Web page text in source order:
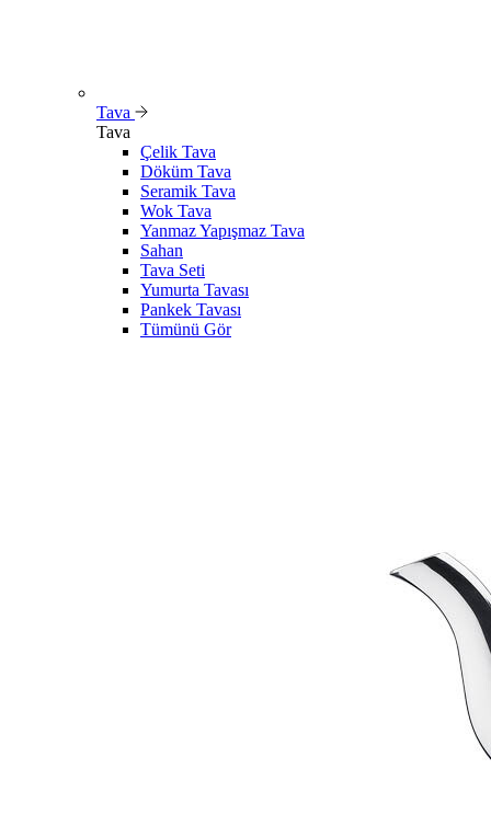
Tava
Tava
Çelik Tava
Döküm Tava
Seramik Tava
Wok Tava
Yanmaz Yapışmaz Tava
Sahan
Tava Seti
Yumurta Tavası
Pankek Tavası
Tümünü Gör